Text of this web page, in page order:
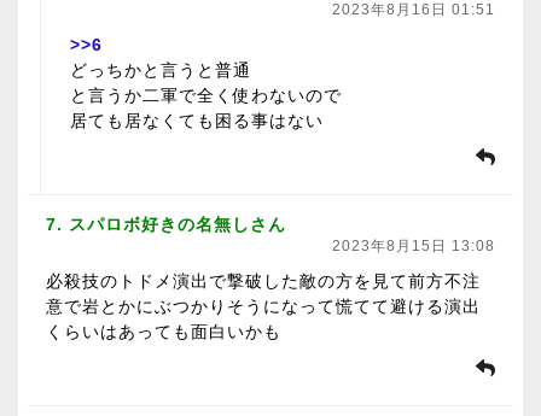
2023年8月16日 01:51
>>6
どっちかと言うと普通
と言うか二軍で全く使わないので
居ても居なくても困る事はない
7. スパロボ好きの名無しさん
2023年8月15日 13:08
必殺技のトドメ演出で撃破した敵の方を見て前方不注
意で岩とかにぶつかりそうになって慌てて避ける演出
くらいはあっても面白いかも